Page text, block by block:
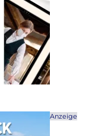
Anzeige